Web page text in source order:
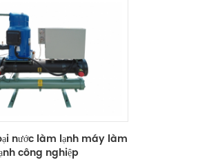
nước làm lạnh máy làm
công nghiệp